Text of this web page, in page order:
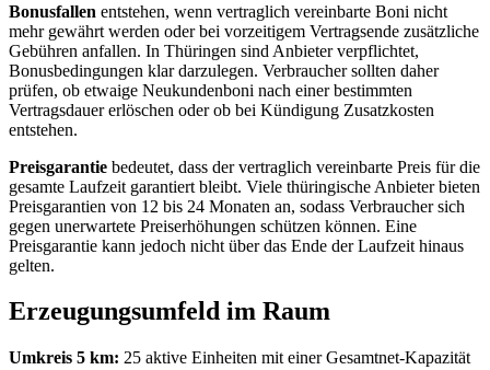
Bonusfallen entstehen, wenn vertraglich vereinbarte Boni nicht
mehr gewährt werden oder bei vorzeitigem Vertragsende zusätzliche
Gebühren anfallen. In Thüringen sind Anbieter verpflichtet,
Bonusbedingungen klar darzulegen. Verbraucher sollten daher
prüfen, ob etwaige Neukundenboni nach einer bestimmten
Vertragsdauer erlöschen oder ob bei Kündigung Zusatzkosten
entstehen.
Preisgarantie bedeutet, dass der vertraglich vereinbarte Preis für die
gesamte Laufzeit garantiert bleibt. Viele thüringische Anbieter bieten
Preisgarantien von 12 bis 24 Monaten an, sodass Verbraucher sich
gegen unerwartete Preiserhöhungen schützen können. Eine
Preisgarantie kann jedoch nicht über das Ende der Laufzeit hinaus
gelten.
Erzeugungsumfeld im Raum
Umkreis 5 km: 25 aktive Einheiten mit einer Gesamtnet‑Kapazität